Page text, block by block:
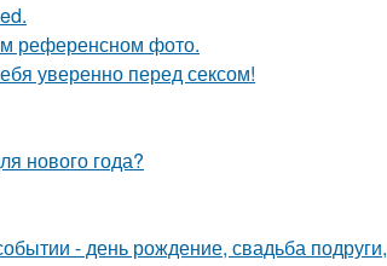
референсном фото.
уверенно перед сексом!
нового года?
- день рождение, свадьба подруги,